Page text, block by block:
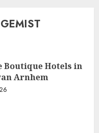
Boutique Hotels in
Arnhem